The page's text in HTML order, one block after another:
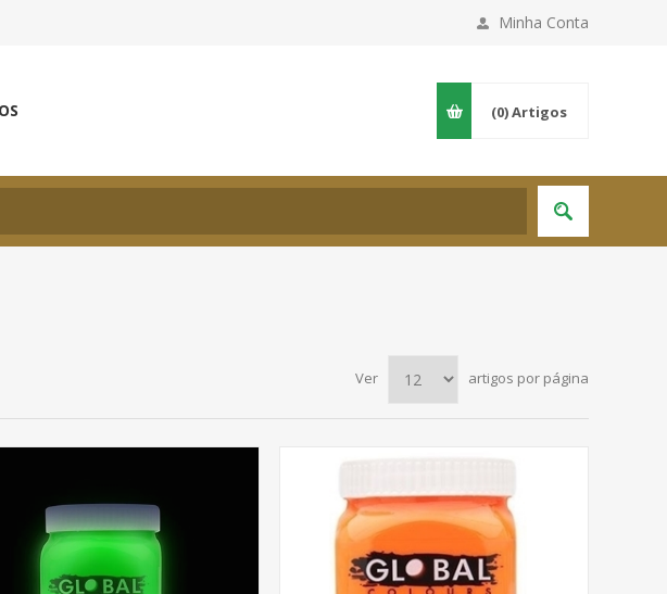
Minha Conta
(0)Artigos
Ver artigos por página